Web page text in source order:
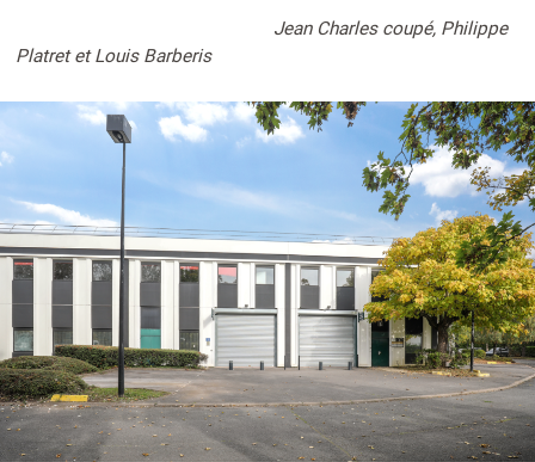
Jean Charles coupé, Philippe
Platret et Louis Barberis